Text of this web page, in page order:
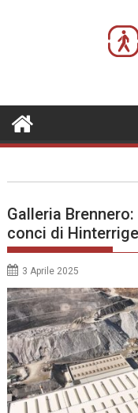
Galleria
conci di
3 Aprile 2025